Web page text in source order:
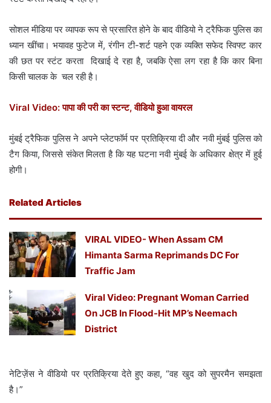
सोशल मीडिया पर व्यापक रूप से प्रसारित होने के बाद वीडियो ने ट्रैफिक पुलिस का
ध्यान खींचा। भयावह फुटेज में, रंगीन टी-शर्ट पहने एक व्यक्ति सफेद स्विफ्ट कार
की छत पर स्टंट करता दिखाई दे रहा है, जबकि ऐसा लग रहा है कि कार बिना
किसी चालक के चल रही है।
Viral Video: पापा की परी का स्टन्ट, वीडियो हुआ वायरल
मुंबई ट्रैफिक पुलिस ने अपने प्लेटफॉर्म पर प्रतिक्रिया दी और नवी मुंबई पुलिस को
टैग किया, जिससे संकेत मिलता है कि यह घटना नवी मुंबई के अधिकार क्षेत्र में हुई
होगी।
Related Articles
VIRAL VIDEO- When Assam CM
Himanta Sarma Reprimands DC For
Traffic Jam
Viral Video: Pregnant Woman Carried
On JCB In Flood-Hit MP’s Neemach
District
नेटिज़ेंस ने वीडियो पर प्रतिक्रिया देते हुए कहा, “वह खुद को सुपरमैन समझता
है।”